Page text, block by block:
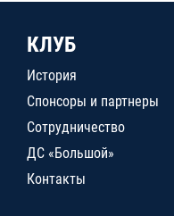
КЛУБ
История
Спонсоры и партнеры
Сотрудничество
ДС «Большой»
Контакты